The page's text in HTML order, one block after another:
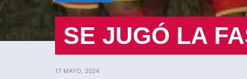
SE JUGÓ LA
17 MAYO, 2024